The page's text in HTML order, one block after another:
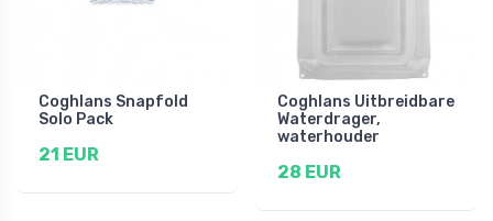
Coghlans Snapfold
Solo Pack
21 EUR
Coghlans Uitbreidbare
Waterdrager,
waterhouder
28 EUR